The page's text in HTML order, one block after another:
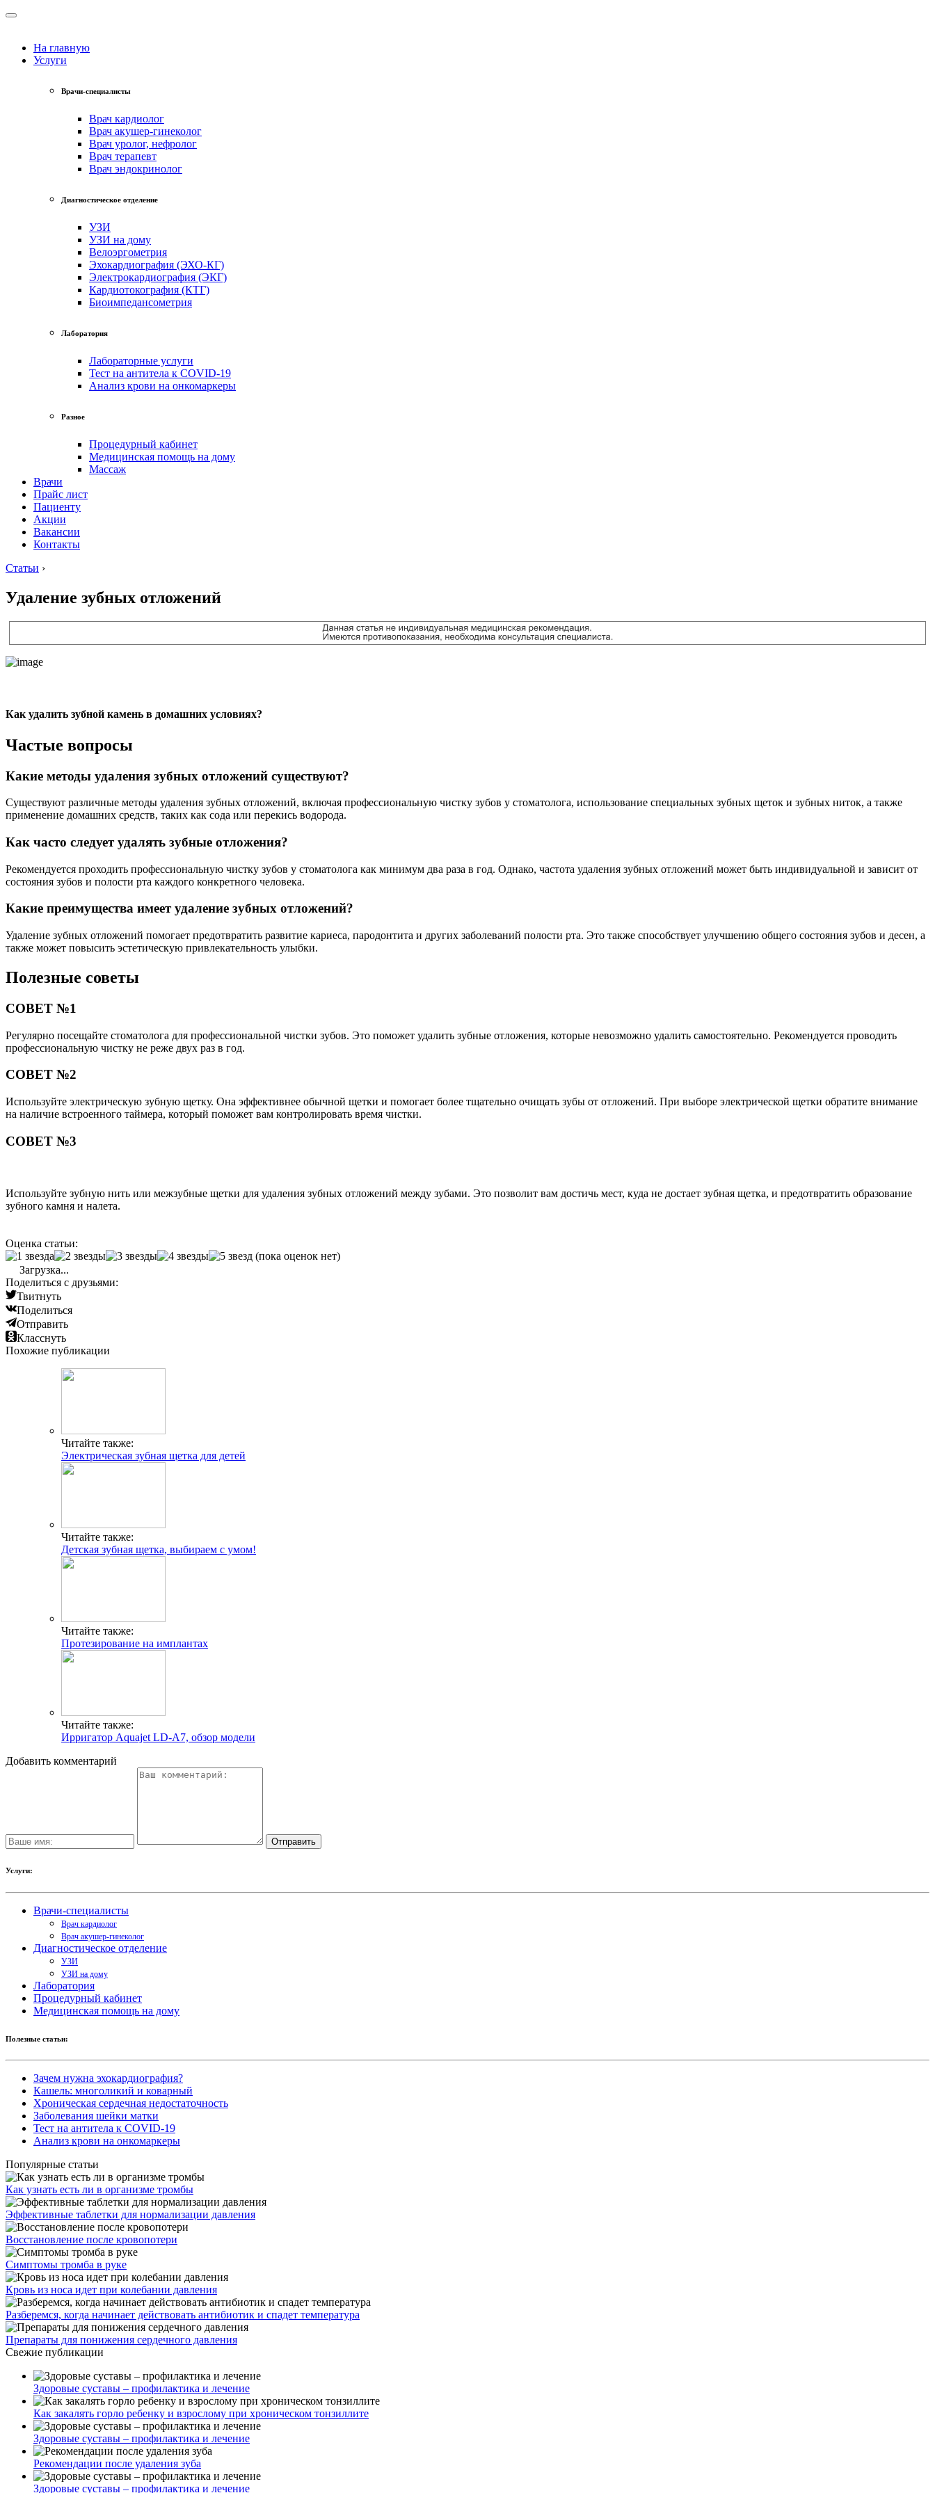
На главную
Услуги
Врачи-специалисты
Врач кардиолог
Врач акушер-гинеколог
Врач уролог, нефролог
Врач терапевт
Врач эндокринолог
Диагностическое отделение
УЗИ
УЗИ на дому
Велоэргометрия
Эхокардиография (ЭХО-КГ)
Электрокардиография (ЭКГ)
Кардиотокография (КТГ)
Биоимпедансометрия
Лаборатория
Лабораторные услуги
Тест на антитела к COVID-19
Анализ крови на онкомаркеры
Разное
Процедурный кабинет
Медицинская помощь на дому
Массаж
Врачи
Прайс лист
Пациенту
Акции
Вакансии
Контакты
Статьи ›
Удаление зубных отложений
Как удалить зубной камень в домашних условиях?
Частые вопросы
Какие методы удаления зубных отложений существуют?
Существуют различные методы удаления зубных отложений, включая профессиональную чистку зубов у стоматолога, использование специальных зубных щеток и зубных ниток, а также
применение домашних средств, таких как сода или перекись водорода.
Как часто следует удалять зубные отложения?
Рекомендуется проходить профессиональную чистку зубов у стоматолога как минимум два раза в год. Однако, частота удаления зубных отложений может быть индивидуальной и зависит от
состояния зубов и полости рта каждого конкретного человека.
Какие преимущества имеет удаление зубных отложений?
Удаление зубных отложений помогает предотвратить развитие кариеса, пародонтита и других заболеваний полости рта. Это также способствует улучшению общего состояния зубов и десен, а
также может повысить эстетическую привлекательность улыбки.
Полезные советы
СОВЕТ №1
Регулярно посещайте стоматолога для профессиональной чистки зубов. Это поможет удалить зубные отложения, которые невозможно удалить самостоятельно. Рекомендуется проводить
профессиональную чистку не реже двух раз в год.
СОВЕТ №2
Используйте электрическую зубную щетку. Она эффективнее обычной щетки и помогает более тщательно очищать зубы от отложений. При выборе электрической щетки обратите внимание
на наличие встроенного таймера, который поможет вам контролировать время чистки.
СОВЕТ №3
Используйте зубную нить или межзубные щетки для удаления зубных отложений между зубами. Это позволит вам достичь мест, куда не достает зубная щетка, и предотвратить образование
зубного камня и налета.
Оценка статьи:
(пока оценок нет)
Загрузка...
Поделиться с друзьями:
Твитнуть
Поделиться
Отправить
Класснуть
Похожие публикации
Читайте также:
Электрическая зубная щетка для детей
Читайте также:
Детская зубная щетка, выбираем с умом!
Читайте также:
Протезирование на имплантах
Читайте также:
Ирригатор Aquajet LD-A7, обзор модели
Добавить комментарий
Услуги:
Врачи-специалисты
Врач кардиолог
Врач акушер-гинеколог
Диагностическое отделение
УЗИ
УЗИ на дому
Лаборатория
Процедурный кабинет
Медицинская помощь на дому
Полезные статьи:
Зачем нужна эхокардиография?
Кашель: многоликий и коварный
Хроническая сердечная недостаточность
Заболевания шейки матки
Тест на антитела к COVID-19
Анализ крови на онкомаркеры
Популярные статьи
Как узнать есть ли в организме тромбы
Эффективные таблетки для нормализации давления
Восстановление после кровопотери
Симптомы тромба в руке
Кровь из носа идет при колебании давления
Разберемся, когда начинает действовать антибиотик и спадет температура
Препараты для понижения сердечного давления
Свежие публикации
Здоровые суставы – профилактика и лечение
Как закалять горло ребенку и взрослому при хроническом тонзиллите
Здоровые суставы – профилактика и лечение
Рекомендации после удаления зуба
Здоровые суставы – профилактика и лечение